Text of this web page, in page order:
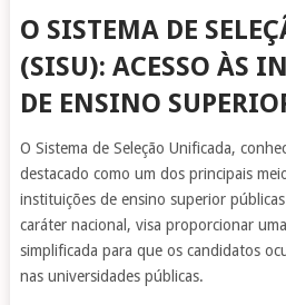
O SISTEMA DE
(SISU): ACESSO ÀS
DE ENSINO
O Sistema de Seleção Unificada,
destacado como um dos principais
instituições de ensino superior
caráter nacional, visa proporcionar
simplificada para que os candidatos
nas universidades públicas.